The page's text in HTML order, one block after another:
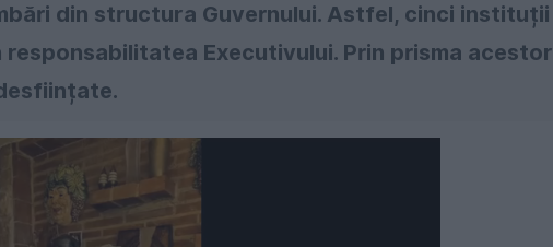
din structura Guvernului. Astfel, cinci instituții
Executivului. Prin prisma acestor